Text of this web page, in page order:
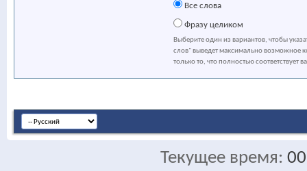
Все слова
Фразу целиком
Выберите один из вариантов, чтобы
слов" выведет максимально возможное
только то, что полностью соответствует
Текущее время: